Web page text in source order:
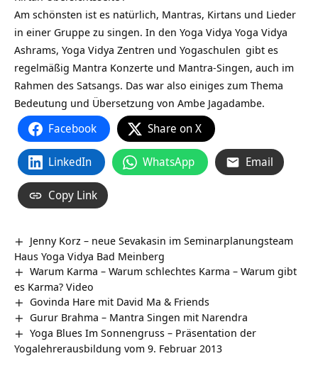
Am schönsten ist es natürlich, Mantras, Kirtans und Lieder
in einer Gruppe zu singen. In den Yoga Vidya Yoga Vidya
Ashrams, Yoga Vidya Zentren und Yogaschulen gibt es
regelmäßig Mantra Konzerte und Mantra-Singen, auch im
Rahmen des Satsangs. Das war also einiges zum Thema
Bedeutung und Übersetzung von Ambe Jagadambe.
Facebook Share on X
LinkedIn WhatsApp Email
Copy Link
Jenny Korz – neue Sevakasin im Seminarplanungsteam
Haus Yoga Vidya Bad Meinberg
Warum Karma – Warum schlechtes Karma – Warum gibt
es Karma? Video
Govinda Hare mit David Ma & Friends
Gurur Brahma – Mantra Singen mit Narendra
Yoga Blues Im Sonnengruss – Präsentation der
Yogalehrerausbildung vom 9. Februar 2013